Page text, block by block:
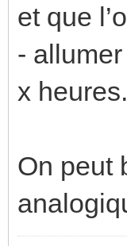
et que
-
x heures.
On peut